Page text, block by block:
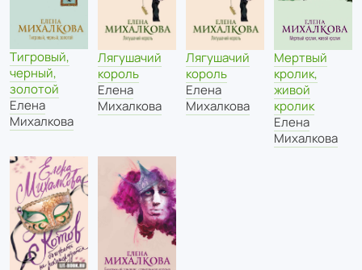
Тигровый,
черный,
золотой
Елена
Михалкова
Лягушачий
король
Елена
Михалкова
Лягушачий
король
Елена
Михалкова
Мертвый
кролик,
живой
кролик
Елена
Михалкова